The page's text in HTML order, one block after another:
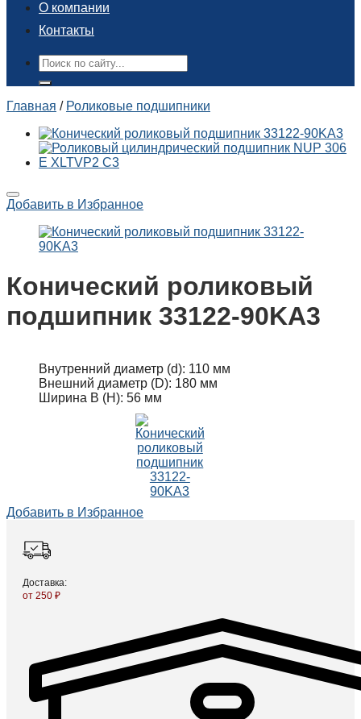
О компании
Контакты
Поиск:
Главная / Роликовые подшипники
Добавить в Избранное
Конический роликовый
подшипник 33122-90KA3
Внутренний диаметр (d): 110 мм
Внешний диаметр (D): 180 мм
Ширина B (H): 56 мм
Добавить в Избранное
Доставка:
от 250 ₽